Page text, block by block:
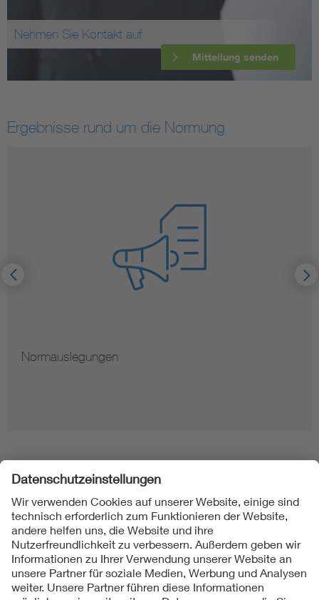
Nehmen Sie Kontakt auf
Mitteilung senden
Ergebnisse rund um die Normung
Normauslegungen
Folgen Sie uns